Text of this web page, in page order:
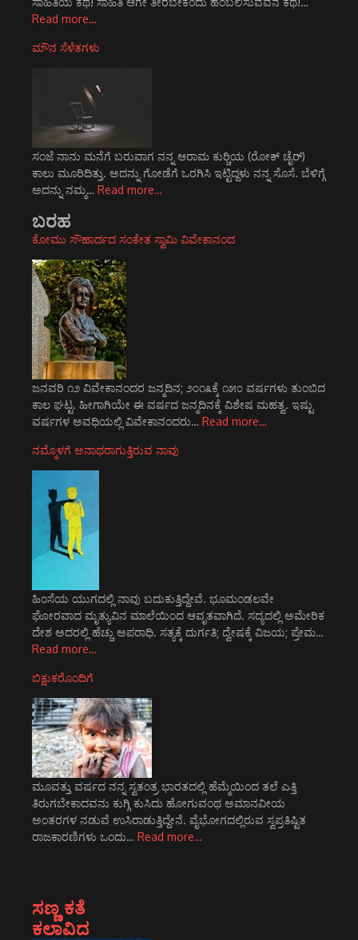
Read more…
ಮೌನ ಸೆಳೆತಗಳು
ಸಂಜೆ ನಾನು ಮನೆಗೆ ಬರುವಾಗ ನನ್ನ ಆರಾಮ ಕುರ್‍ಚಿಯ (ರೋಕ್ ಚೈರ್‌)
ಕಾಲು ಮೂರಿದಿತ್ತು. ಅದನ್ನು ಗೋಡೆಗೆ ಒರಗಿಸಿ ಇಟ್ಟಿದ್ದಳು ನನ್ನ ಸೊಸೆ. ಬೆಳಿಗ್ಗೆ
ಅದನ್ನು ನಮ್ಮ… Read more…
ಬರಹ
ಕೋಮು ಸೌಹಾರ್ದದ ಸಂಕೇತ ಸ್ವಾಮಿ ವಿವೇಕಾನಂದ
ಜನವರಿ ೧೨ ವಿವೇಕಾನಂದರ ಜನ್ಮದಿನ; ೨೦೧೩ಕ್ಕೆ ೧೫೦ ವರ್ಷಗಳು ತುಂಬಿದ
ಕಾಲ ಘಟ್ಟ. ಹೀಗಾಗಿಯೇ ಈ ವರ್ಷದ ಜನ್ಮದಿನಕ್ಕೆ ವಿಶೇಷ ಮಹತ್ವ. ಇಷ್ಟು
ವರ್ಷಗಳ ಅವಧಿಯಲ್ಲಿ ವಿವೇಕಾನಂದರು… Read more…
ನಮ್ಮೊಳಗೆ ಅನಾಥರಾಗುತ್ತಿರುವ ನಾವು
ಹಿಂಸೆಯ ಯುಗದಲ್ಲಿ ನಾವು ಬದುಕುತ್ತಿದ್ದೇವೆ. ಭೂಮಂಡಲವೇ
ಘೋರವಾದ ಮೃತ್ಯುವಿನ ಮಾಲೆಯಿಂದ ಆವೃತವಾಗಿದೆ. ಸದ್ಯದಲ್ಲಿ ಅಮೇರಿಕ
ದೇಶ ಅದರಲ್ಲಿ ಹೆಚ್ಚು ಅಪರಾಧಿ. ಸತ್ಯಕ್ಕೆ ದುರ್ಗತಿ; ದ್ವೇಷಕ್ಕೆ ವಿಜಯ; ಪ್ರೇಮ…
Read more…
ಬಿಕ್ಷುಕರೊಂದಿಗೆ
ಮೂವತ್ತು ವರ್ಷದ ನನ್ನ ಸ್ವತಂತ್ರ ಭಾರತದಲ್ಲಿ ಹೆಮ್ಮೆಯಿಂದ ತಲೆ ಎತ್ತಿ
ತಿರುಗಬೇಕಾದವನು ಕುಗ್ಗಿ ಕುಸಿದು ಹೋಗುವಂಥ ಅಮಾನವೀಯ
ಅಂತರಗಳ ನಡುವೆ ಉಸಿರಾಡುತ್ತಿದ್ದೇನೆ. ವೈಭೋಗದಲ್ಲಿರುವ ಸ್ವಪ್ರತಿಷ್ಟಿತ
ರಾಜಕಾರಣಿಗಳು ಒಂದು… Read more…
ಸಣ್ಣ ಕತೆ
ಕಲಾವಿದ